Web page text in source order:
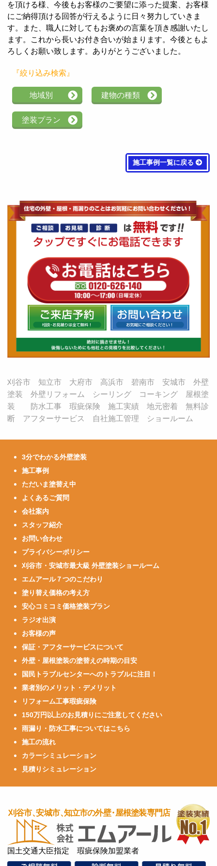
を頂ける様、今後もお客様のご要望に添った提案、お客様
にご納得頂ける回答が行えるように日々努力していきま
す。また、職人に対してもお褒めの言葉を頂き感謝いたし
ます。これから長いお付き合いが始まります。今後ともよ
ろしくお願い致します。ありがとうございました。
『絞り込み検索』
地域別 建物の種類
塗装プラン
施工事例一覧に戻る
刈谷市 知立市 大府市 高浜市 碧南市 安城市 外壁
塗装 外壁リフォーム シーリング コーキング 屋根塗
装 防水工事 瑕疵保険 施工実績 地元密着 無料診
断 アフターサービス 自社施工管理 ショールーム
3分でわかる外壁塗装
施工事例
ただいま塗替え中
よくあるご質問
会社案内
スタッフ紹介
お問い合わせ
プライバシーポリシー
刈谷市・安城市最大級 外壁塗装ショールーム
エムアール７つのこだわり
塗り替え価格の考え方
安心コミコミ価格塗装プラン
ラジオ出演
お客様の声
保証・アフターサービスについて
外壁・屋根塗装の塗替えの時期の目安
国民トラブルセンターへのトラブルに注目！
業者別のメリット・デメリット
リフォーム工事瑕疵保険
150万円以上のお見積りにご注意してください
雨漏り・防水工事についてはこちら
施工の流れ
カラーシミュレーション
見積りシミュレーション
国土交通大臣指定 瑕疵保険加盟業者